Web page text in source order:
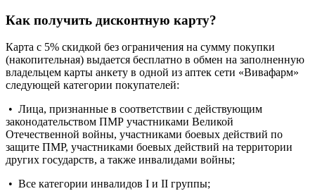
Как получить дисконтную карту?
Карта с 5% скидкой без ограничения на сумму покупки
(накопительная) выдается бесплатно в обмен на заполненную
владельцем карты анкету в одной из аптек сети «Вивафарм»
следующей категории покупателей:
• Лица, признанные в соответствии с действующим
законодательством ПМР участниками Великой
Отечественной войны, участниками боевых действий по
защите ПМР, участниками боевых действий на территории
других государств, а также инвалидами войны;
• Все категории инвалидов I и II группы;